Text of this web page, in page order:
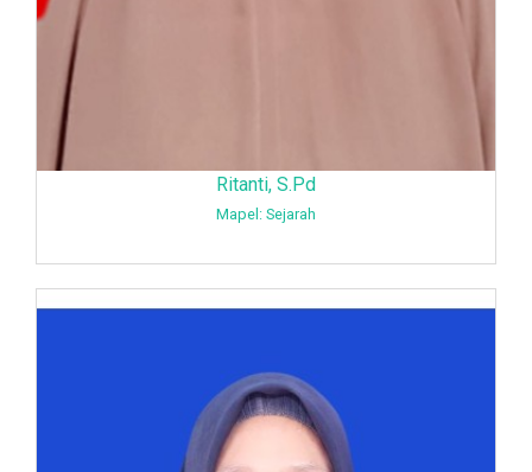
Ritanti, S.Pd
Mapel: Sejarah